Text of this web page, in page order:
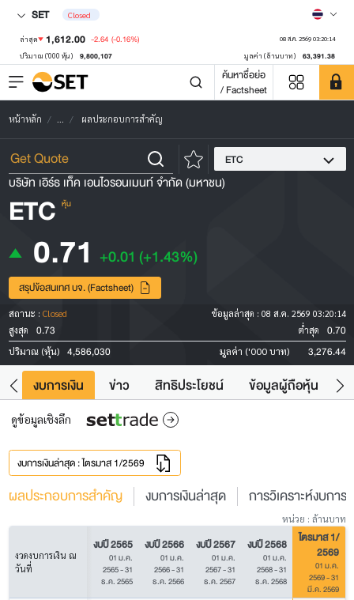
SET Closed
ล่าสุด 1,612.00 -2.64 (-0.16%) 08 ส.ค. 2569 03:20:14
ปริมาณ ('000 หุ้น) 9,800,107 มูลค่า (ล้านบาท) 63,391.38
ค้นหาชื่อย่อ
/ Factsheet
หน้าหลัก ... ผลประกอบการสำคัญ
ETC
บริษัท เอิร์ธ เท็ค เอนไวรอนเมนท์ จำกัด (มหาชน)
ETC หุ้น
0.71 +0.01 (+1.43%)
สรุปข้อสนเทศ บจ. (Factsheet)
สถานะ : Closed ข้อมูลล่าสุด : 08 ส.ค. 2569 03:20:14
สูงสุด
0.73 ต่ำสุด 0.70
ปริมาณ (หุ้น) 4,586,030 มูลค่า ('000 บาท) 3,276.44
งบการเงิน ข่าว สิทธิประโยชน์ ข้อมูลผู้ถือหุ้น
ดูข้อมูลเชิงลึก
งบการเงินล่าสุด : ไตรมาส 1/2569
ผลประกอบการสำคัญ งบการเงินล่าสุด การวิเคราะห์งบการ
หน่วย : ล้านบาท
งวดงบการเงิน ณ
วันที่
งบปี 2565
01 ม.ค.
2565 - 31
ธ.ค. 2565
งบปี 2566
01 ม.ค.
2566 - 31
ธ.ค. 2566
งบปี 2567
01 ม.ค.
2567 - 31
ธ.ค. 2567
งบปี 2568
01 ม.ค.
2568 - 31
ธ.ค. 2568
ไตรมาส 1/
2569
01 ม.ค.
2569 - 31
มี.ค. 2569